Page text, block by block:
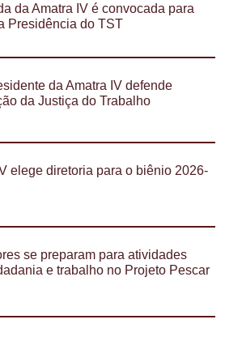
da Amatra IV é convocada para
Presidência do TST
da Amatra IV defende
da Justiça do Trabalho
elege diretoria para o biênio 2026-
se preparam para atividades
e trabalho no Projeto Pescar